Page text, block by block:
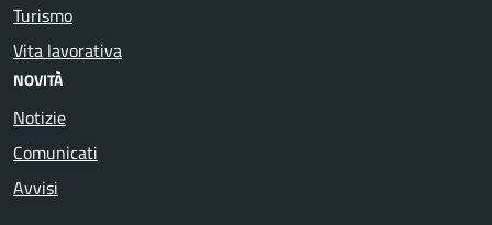
Turismo
Vita lavorativa
NOVITÀ
Notizie
Comunicati
Avvisi